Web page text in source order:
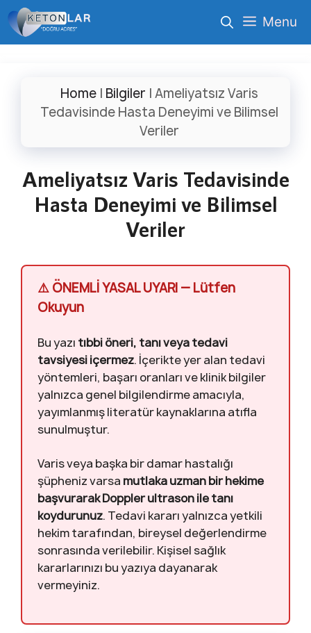
İçeriğe
atla
Menu
Home| Bilgiler | Ameliyatsız Varis
Tedavisinde Hasta Deneyimi ve Bilimsel
Veriler
Ameliyatsız Varis Tedavisinde
Hasta Deneyimi ve Bilimsel
Veriler
⚠️ ÖNEMLİ YASAL UYARI — Lütfen
Okuyun
Bu yazı tıbbi öneri, tanı veya tedavi
tavsiyesi içermez. İçerikte yer alan tedavi
yöntemleri, başarı oranları ve klinik bilgiler
yalnızca genel bilgilendirme amacıyla,
yayımlanmış literatür kaynaklarına atıfla
sunulmuştur.
Varis veya başka bir damar hastalığı
şüpheniz varsa mutlaka uzman bir hekime
başvurarak Doppler ultrason ile tanı
koydurunuz. Tedavi kararı yalnızca yetkili
hekim tarafından, bireysel değerlendirme
sonrasında verilebilir. Kişisel sağlık
kararlarınızı bu yazıya dayanarak
vermeyiniz.